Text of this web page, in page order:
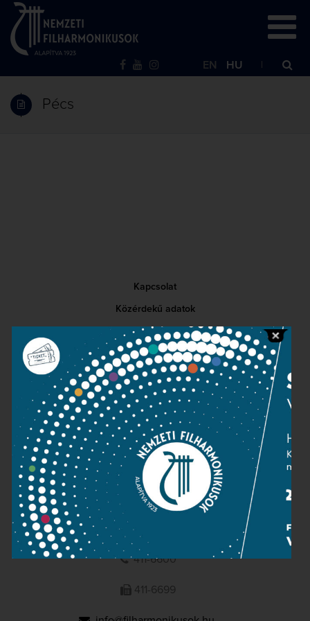
EN HU
Pécs
Kapcsolat
Közérdekű adatok
Sajtószoba
Adatvédelem
Impresszum
NEMZETI
FILHARMONIKUSOK
1095 Budapest, Komor Marcell u. 1. (Müpa)
411-6600
411-6699